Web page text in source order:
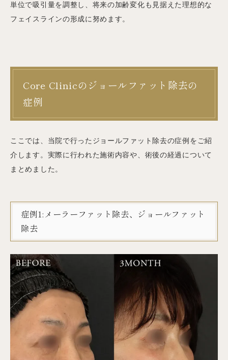
単位で吸引量を調整し、将来の加齢変化も見据えた理想的な
フェイスラインの形成に努めます。
Core Clinicのジョールファット除去の
症例
ここでは、当院で行ったジョールファット除去の症例をご紹
介します。実際に行われた施術内容や、術後の経過について
まとめました。
症例1:メーラーファット除去、ジョールファット
除去